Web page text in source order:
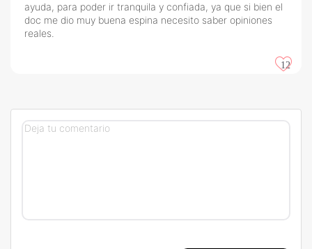
ayuda, para poder ir tranquila y confiada, ya que si bien el
doc me dio muy buena espina necesito saber opiniones
reales.
12